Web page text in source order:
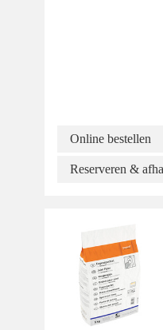
Online bestellen
Reserveren &